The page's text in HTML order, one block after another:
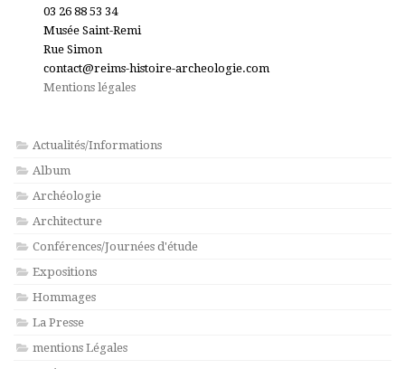
03 26 88 53 34
Musée Saint-Remi
Rue Simon
contact@reims-histoire-archeologie.com
Mentions légales
Actualités/Informations
Album
Archéologie
Architecture
Conférences/Journées d'étude
Expositions
Hommages
La Presse
mentions Légales